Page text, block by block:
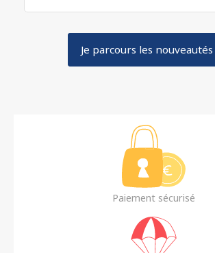
Je parcours les nouveautés
Paiement sécurisé